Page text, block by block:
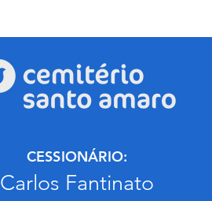
CESSIONÁRIO:
Carlos Fantinato